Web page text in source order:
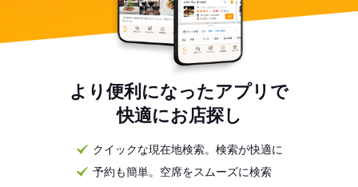
より便利になったアプリで
快適にお店探し
クイックな現在地検索。検索が快適に
予約も簡単。空席をスムーズに検索